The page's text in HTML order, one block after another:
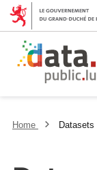
Home Datasets